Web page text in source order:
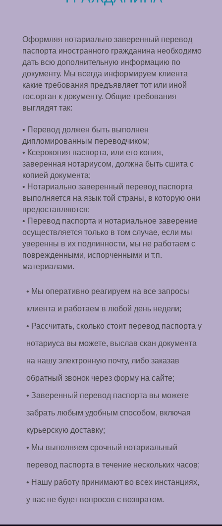
Оформляя нотариально заверенный перевод
паспорта иностранного гражданина необходимо
дать всю дополнительную информацию по
документу. Мы всегда информируем клиента
какие требования предъявляет тот или иной
гос.орган к документу. Общие требования
выглядят так:
• Перевод должен быть выполнен
дипломированным переводчиком;
• Ксерокопия паспорта, или его копия,
заверенная нотариусом, должна быть сшита с
копией документа;
• Нотариально заверенный перевод паспорта
выполняется на язык той страны, в которую они
предоставляются;
• Перевод паспорта и нотариальное заверение
осуществляется только в том случае, если мы
уверенны в их подлинности, мы не работаем с
поврежденными, испорченными и т.п.
материалами.
• Мы оперативно реагируем на все запросы
клиента и работаем в любой день недели;
• Рассчитать, сколько стоит перевод паспорта у
нотариуса вы можете, выслав скан документа
на нашу электронную почту, либо заказав
обратный звонок через форму на сайте;
• Заверенный перевод паспорта вы можете
забрать любым удобным способом, включая
курьерскую доставку;
• Мы выполняем срочный нотариальный
перевод паспорта в течение нескольких часов;
• Нашу работу принимают во всех инстанциях,
у вас не будет вопросов с возвратом.